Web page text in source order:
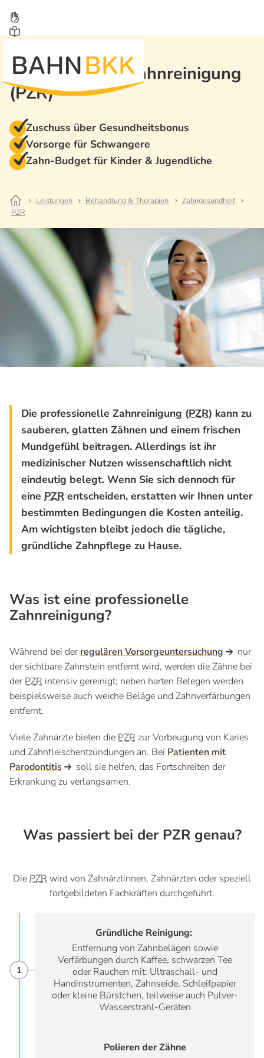
Professionelle Zahnreinigung
(PZR)
Zuschuss über Gesundheitsbonus
Vorsorge für Schwangere
Zahn-Budget für Kinder & Jugendliche
Leistungen Behandlung & Therapien
Zahngesundheit
PZR
Die professionelle Zahnreinigung (PZR) kann zu
sauberen, glatten Zähnen und einem frischen
Mundgefühl beitragen. Allerdings ist ihr
medizinischer Nutzen wissenschaftlich nicht
eindeutig belegt. Wenn Sie sich dennoch für
eine PZR entscheiden, erstatten wir Ihnen unter
bestimmten Bedingungen die Kosten anteilig.
Am wichtigsten bleibt jedoch die tägliche,
gründliche Zahnpflege zu Hause.
Was ist eine professionelle
Zahnreinigung?
Während bei derregulären Vorsorgeuntersuchung
nur
der sichtbare Zahnstein entfernt wird, werden die Zähne bei
derPZR intensiv gereinigt; neben harten Belegen werden
beispielsweise auch weiche Beläge und Zahnverfärbungen
entfernt.
Viele Zahnärzte bieten diePZR zur Vorbeugung von Karies
und Zahnfleischentzündungen an. Bei Patienten mit
Parodontitis
soll sie helfen, das Fortschreiten der
Erkrankung zu verlangsamen.
Was passiert bei der PZR genau?
DiePZR wird von Zahnärztinnen, Zahnärzten oder speziell
fortgebildeten Fachkräften durchgeführt.
Gründliche Reinigung:
Entfernung von Zahnbelägen sowie
Verfärbungen durch Kaffee, schwarzen Tee
oder Rauchen mit: Ultraschall- und
Handinstrumenten, Zahnseide, Schleifpapier
oder kleine Bürstchen, teilweise auch Pulver-
Wasserstrahl-Geräten
Polieren der Zähne